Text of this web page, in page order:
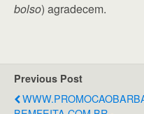
bolso) agradecem.
Previous Post